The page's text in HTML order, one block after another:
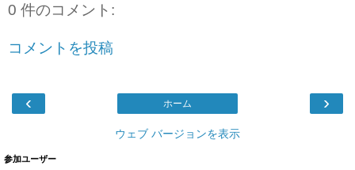
0 件のコメント:
コメントを投稿
‹ ›
ホーム
ウェブ バージョンを表示
参加ユーザー